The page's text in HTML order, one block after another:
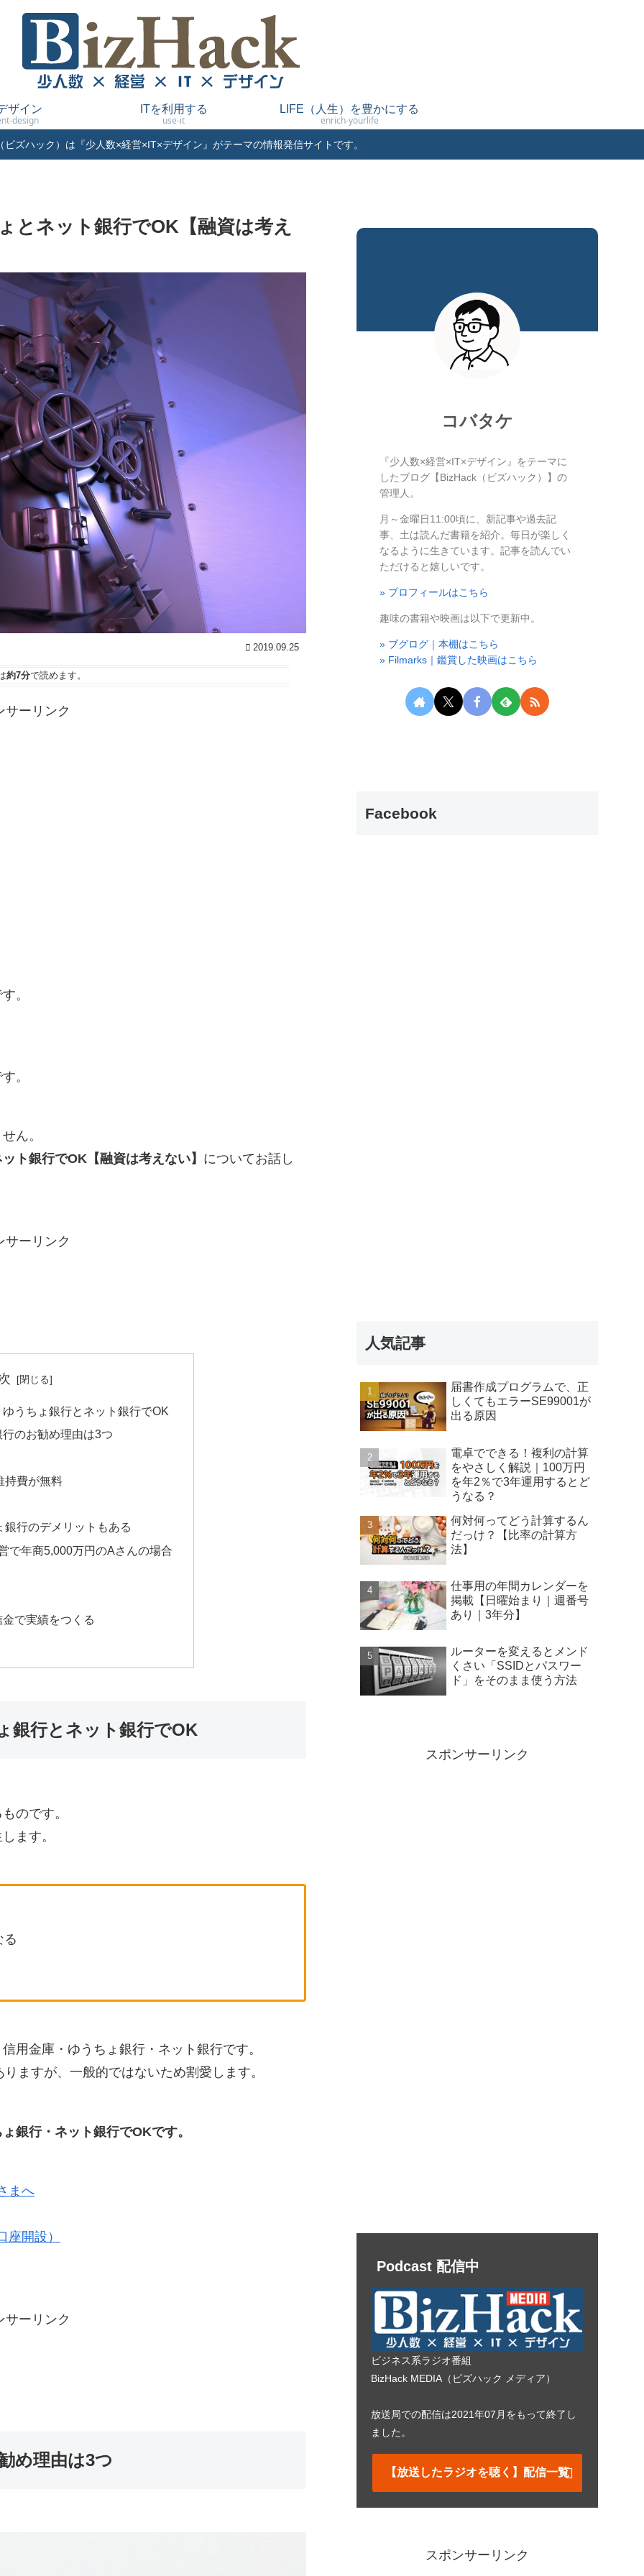
ザイン
design
ITを利用する
use-it
LIFE（人生）を豊かにする
enrich-yourlife
ビズハック）は『少人数×経営×IT×デザイン』がテーマの情報発信サイトです。
とネット銀行でOK【融資は考え
2019.09.25
約7分で読めます。
サーリンク
。
。
ん。
ト銀行でOK【融資は考えない】 についてお話し
サーリンク
うちょ銀行とネット銀行でOK
のお勧め理由は3つ
持費が無料
銀行のデメリットもある
で年商5,000万円のAさんの場合
で実績をつくる
銀行とネット銀行でOK
のです。
ます。
る
用金庫・ゆうちょ銀行・ネット銀行です。
ますが、一般的ではないため割愛します。
銀行・ネット銀行でOKです。
まへ
開設）
サーリンク
め理由は3つ
コバタケ
『少人数×経営×IT×デザイン』をテーマに
したブログ【BizHack（ビズハック）】の
管理人。
月～金曜日11:00頃に、新記事や過去記
事、土は読んだ書籍を紹介。毎日が楽しく
なるように生きています。記事を読んでい
ただけると嬉しいです。
» プロフィールはこちら
趣味の書籍や映画は以下で更新中。
» ブグログ｜本棚はこちら
» Filmarks｜鑑賞した映画はこちら
Facebook
人気記事
届書作成プログラムで、正
しくてもエラーSE99001が
出る原因
電卓でできる！複利の計算
をやさしく解説｜100万円
を年2％で3年運用するとど
うなる？
何対何ってどう計算するん
だっけ？【比率の計算方
法】
仕事用の年間カレンダーを
掲載【日曜始まり｜週番号
あり｜3年分】
ルーターを変えるとメンド
くさい「SSIDとパスワー
ド」をそのまま使う方法
スポンサーリンク
Podcast 配信中
ビジネス系ラジオ番組
BizHack MEDIA（ビズハック メディア）
放送局での配信は2021年07月をもって終了し
ました。
【放送したラジオを聴く】配信一覧
スポンサーリンク